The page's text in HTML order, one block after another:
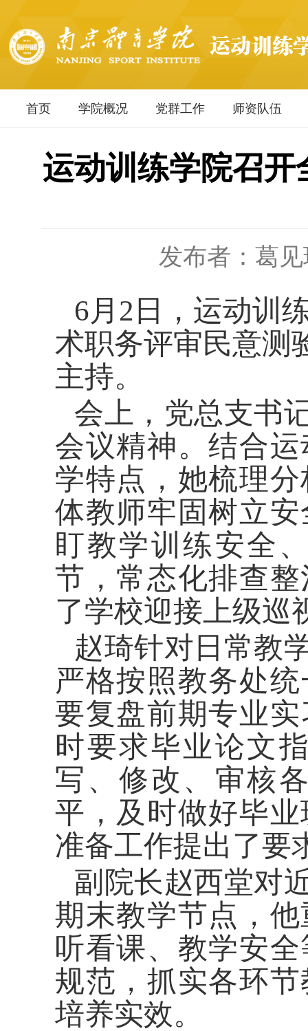
首页 学院概况 党群工作 师资队伍
运动训练学院召开
发布者：葛
6月2日，运动训
术职务评审民意测
主持。
会上，党总支书
会议精神。结合
学特点，她梳理
体教师牢固树立
盯教学训练安全
节，常态化排查
了学校迎接上级巡
赵琦针对日常教
严格按照教务处
要复盘前期专业
时要求毕业论文
写、修改、审核
平，及时做好毕
准备工作提出了要
副院长赵西堂对
期末教学节点，
听看课、教学安
规范，抓实各环
培养实效。